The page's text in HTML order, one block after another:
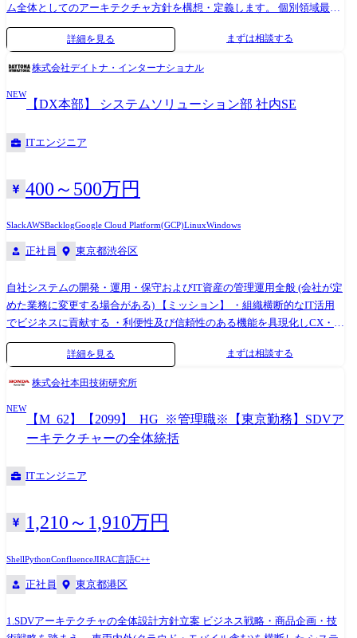
ップデートしています。 開発言語: Python（マイクロサービス・開発環
境）、Ruby on Rails, Go（アプリケーション） 開発リソース: EKS上の
Jupyter notebook server on Kubeflow, コンテナ内部で開発, Visual Studio
with GitOps CI/CD: Github Actions, Argo CD その他: Datadog, Slack,
GitHub, MLFlow, Argo workflows, dbt, langfuse, Looker, Claude Code,
て担当する業務内容が変更となる場合があります
ム全体としてのアーキテクチャ方針を構想・定義します。 個別領域最適
ではなく、車一台の価値最大化を前提とした全体設計が求められます。
2.アーキテクチャ統制・ガバナンスの構築 各開発部門・機種・世代を跨
いだ数百名規模の開発組織に対し、 設計原則・ルール・意思決定プロセ
す。 単なるルール整備ではなく、実行させ、定着させるところまで責任
を持つポジションです。 3.重要開発テーマへの参画・意思決定リード ア
ーキテクチャに大きな影響を与える重要プロジェクトに自ら参画し、 基
本方針の意思決定を主導します。 4.技術リーダーシップおよびメンバー
示し、 組織全体のアーキテクチャ設計力の底上げを担います。 ・設計レ
ビューやディスカッションを通じた技術指導 ・アーキテクト人材の育
性や適性、会社ニーズなどを踏まえ、会社が定める業務への配置転換を
詳細を見る まずは相談する
株式会社デイトナ・インターナショナル
NEW
【DX本部】 システムソリューション部 社内SE
ITエンジニア
400～500万円
SlackAWSBacklogGoogle Cloud Platform(GCP)LinuxWindows
正社員 東京都渋谷区
自社システムの開発・運用・保守およびIT資産の管理運用全般 (会社が定
めた業務に変更する場合がある) 【ミッション】 ・組織横断的なIT活用
でビジネスに貢献する ・利便性及び信頼性のある機能を具現化しCX・
EXを最大化 ・安定的な本部・店舗のシステム・インフラ・ネットワーク
入・運用 ・各種プロジェクト参画 ・ユーザー部門との要件ヒアリング・
業務改善提案 ・IT戦略・システムロードマップの策定支援 ・情報セキュ
リティ・個人情報保護対策 その他、付帯業務 ・出退店移転、催事、店舗
ント/ライセンス管理 ・その他システムのアカウント/ライセンス管理 ・
び自動化) ・ネットワーク改善/監視/保守 ・SSL証明書/DNS/ドメイン管理
・クラウド環境/サービス管理 ・各主要システムのログ監視/トラブルシ
・マニュアル整備・社内教育(ITリテラシー・セキュリティ研修等) ・バ
ックアップ/DR(Disaster Recovery)対応 ・資産管理/ライフサイクル管理の
Server 2016/2019、MacOS、iOS、iPadOS、Android、Linux(他独自OSあ
詳細を見る まずは相談する
株式会社本田技術研究所
NEW
【M_62】【2099】_HG_※管理職※【東京勤務】SDVア
ーキテクチャーの全体統括
ITエンジニア
1,210～1,910万円
ShellPythonConfluenceJIRAC言語C++
正社員 東京都港区
1.SDVアーキテクチャの全体設計方針立案 ビジネス戦略・商品企画・技